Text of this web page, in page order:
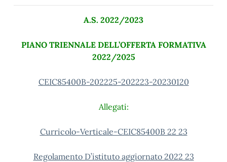
A.S. 2022/2023
PIANO TRIENNALE DELL’OFFERTA FORMATIVA
2022/2025
CEIC85400B-202225-202223-20230120
Allegati:
Curricolo-Verticale-CEIC85400B 22 23
Regolamento D’istituto aggiornato 2022 23